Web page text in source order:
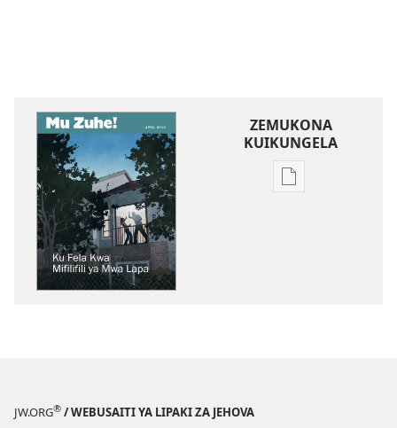
ZEMUKONA
KUIKUNGELA
Mukete
JW.ORG® / WEBUSAITI YA LIPAKI ZA JEHOVA